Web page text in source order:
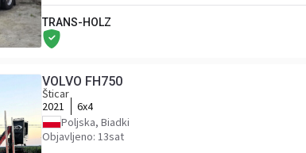
TRANS-HOLZ
VOLVO FH750
Šticar
2021
6x4
Poljska, Biadki
Objavljeno: 13sat